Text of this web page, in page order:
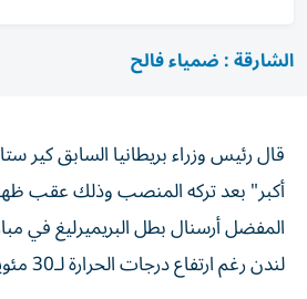
الشارقة : ضمياء فالح
قال رئيس وزراء بريطانيا السابق كير
أكبر" بعد تركه المنصب وذلك عقب
المفضل أرسنال بطل البريميرليغ في
لندن رغم ارتفاع درجات الحرارة لـ30 مئوية.